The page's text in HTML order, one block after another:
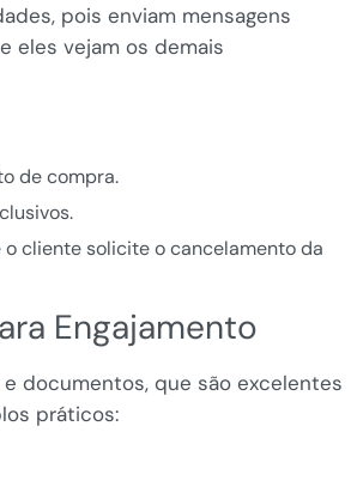
pois enviam mensagens
eles vejam os demais
de compra.
cliente solicite o cancelamento da
Engajamento
documentos, que são excelentes
práticos: